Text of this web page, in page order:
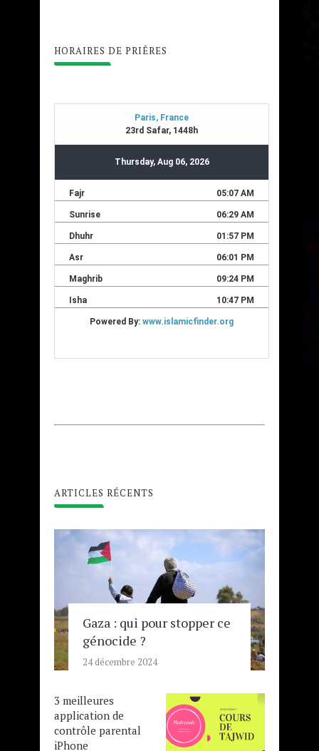
HORAIRES DE PRIÊRES
ARTICLES RÉCENTS
Gaza : qui pour stopper ce
génocide ?
24 décembre 2024
3 meilleures
application de
contrôle parental
iPhone